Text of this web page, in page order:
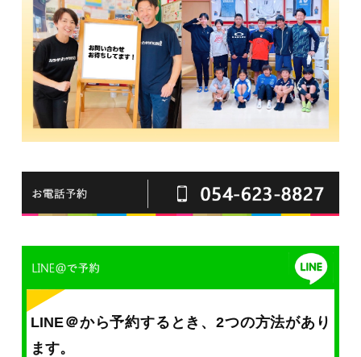
LINE＠から予約するとき、2つの方法があり
ます。